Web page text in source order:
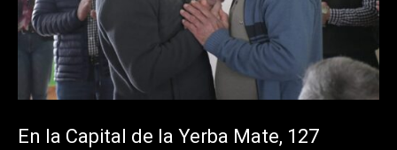
En la Capital de la Yerba Mate, 127